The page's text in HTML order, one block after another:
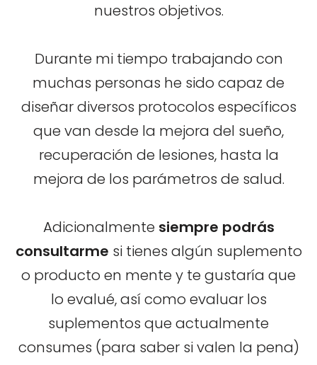
nuestros objetivos.
Durante mi tiempo trabajando con
muchas personas he sido capaz de
diseñar diversos protocolos específicos
que van desde la mejora del sueño,
recuperación de lesiones, hasta la
mejora de los parámetros de salud.
Adicionalmente siempre podrás
consultarme si tienes algún suplemento
o producto en mente y te gustaría que
lo evalué, así como evaluar los
suplementos que actualmente
consumes (para saber si valen la pena)